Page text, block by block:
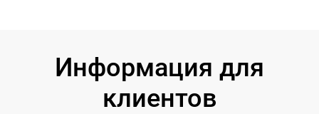
Информация для
клиентов